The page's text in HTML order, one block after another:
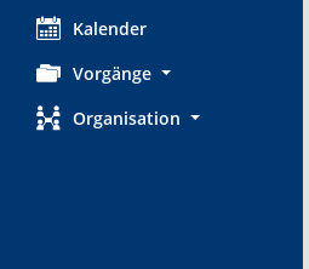
Kalender
Vorgänge
Organisation